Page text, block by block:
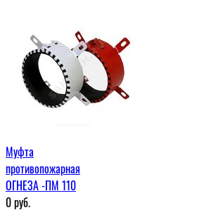
Муфта
противопожарная
ОГНЕЗА -ПМ 110
0руб.